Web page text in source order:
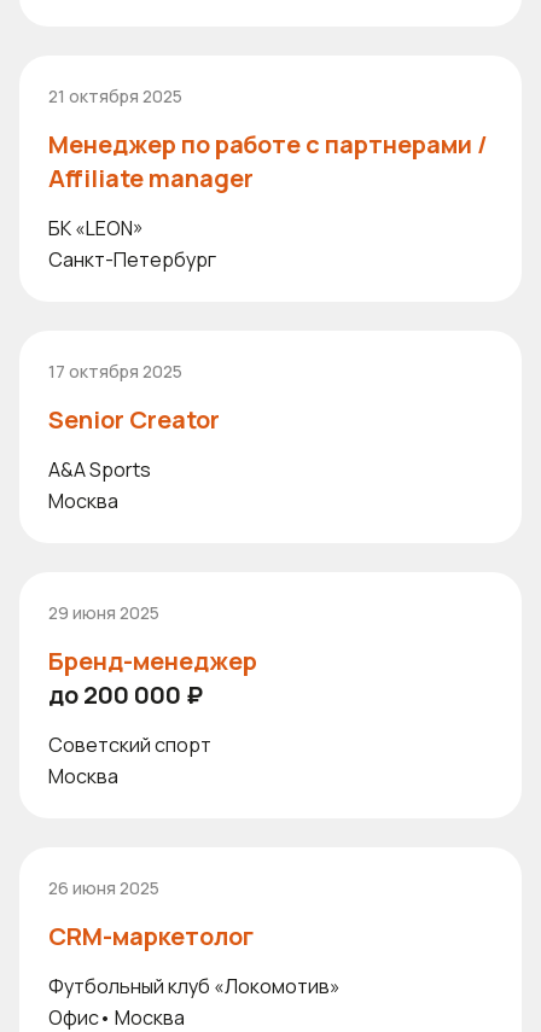
21 октября 2025
Менеджер по работе с партнерами /
Affiliate manager
БК «LEON»
Санкт-Петербург
17 октября 2025
Senior Creator
A&A Sports
Москва
29 июня 2025
Бренд-менеджер
до 200 000 ₽
Советский спорт
Москва
26 июня 2025
CRM-маркетолог
Футбольный клуб «Локомотив»
Офис• Москва